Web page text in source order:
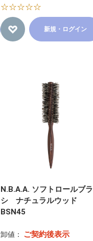
☆☆☆☆☆
新規・ログイン
N.B.A.A. ソフトロールブラ
シ ナチュラルウッド
BSN45
卸値： ご契約後表示